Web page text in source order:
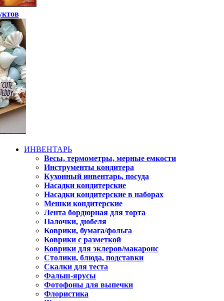
ИНВЕНТАРЬ
Весы, термометры, мерные емкости
Инструменты кондитера
Кухонный инвентарь, посуда
Насадки кондитерские
Насадки кондитерские в наборах
Мешки кондитерские
Лента бордюрная для торта
Палочки, дюбеля
Коврики, бумага/фольга
Коврики с разметкой
Коврики для эклеров/макаронс
Столики, блюда, подставки
Скалки для теста
Фальш-ярусы
Фотофоны для выпечки
Флористика